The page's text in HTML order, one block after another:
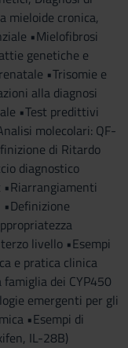
mieloide cronica,
•Mielofibrosi
genetiche e
•Trisomie e
alla diagnosi
•Test predittivi
molecolari: QF-
di Ritardo
diagnostico
•Riarrangiamenti
livello •Esempi
e pratica clinica
dei CYP450
emergenti per gli
•Esempi di
IL-28B)